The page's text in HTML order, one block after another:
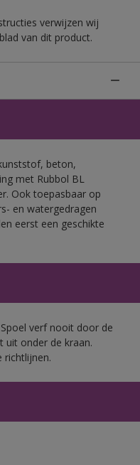
verwijzen wij
van dit product.
beton,
met Rubbol BL
Ook toepasbaar op
en watergedragen
eerst een geschikte
verf nooit door de
uit onder de kraan.
richtlijnen.